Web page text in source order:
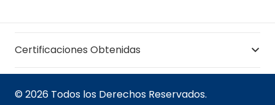
Certificaciones Obtenidas
© 2026 Todos los Derechos Reservados.